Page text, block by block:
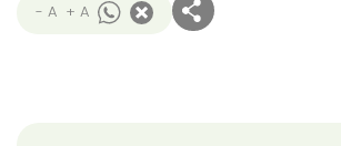
- A + A